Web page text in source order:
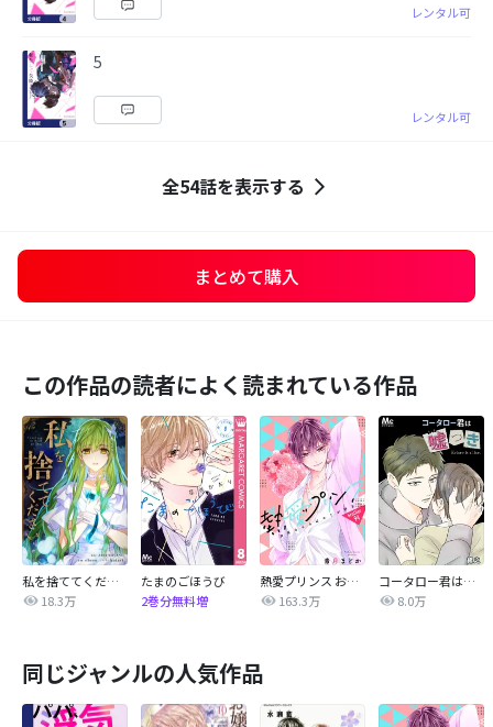
レンタル可
5
レンタル可
全54話を表示する
まとめて購入
この作品の読者によく読まれている作品
私を捨ててください【タテヨミ】
18.3万
たまのごほうび
2巻分無料増
熱愛プリンス お兄ちゃんはキミが好き
163.3万
コータロー君は嘘つき【タテヨミ】
8.0万
同じジャンルの人気作品